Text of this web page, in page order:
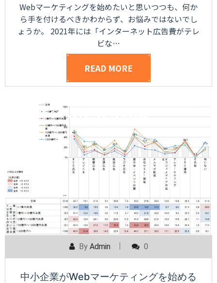
Webマーケティングを始めたいと思いつつも、何か
ら手を付けるべきかわからず、お悩みではないでし
ょうか。 2021年には「インターネット広告費がテレ
ビな…
READ MORE
POSTED ONNOVEMBER 16, 2022
By Admin 0
中小企業がWebマーケティングを始める